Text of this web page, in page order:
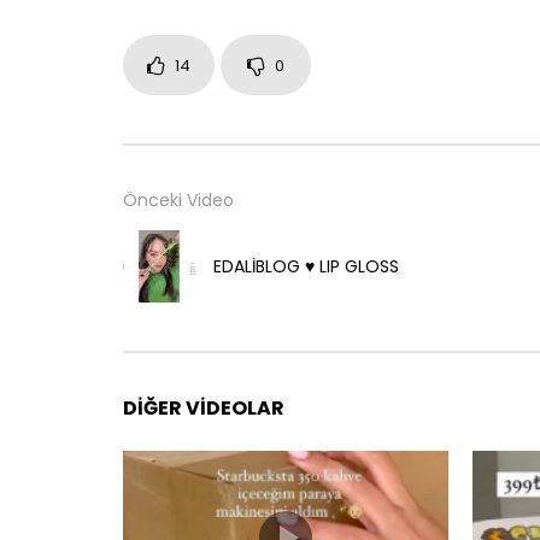
14 0
Önceki Video
EDALİBLOG ♥️ LIP GLOSS
DIĞER VIDEOLAR